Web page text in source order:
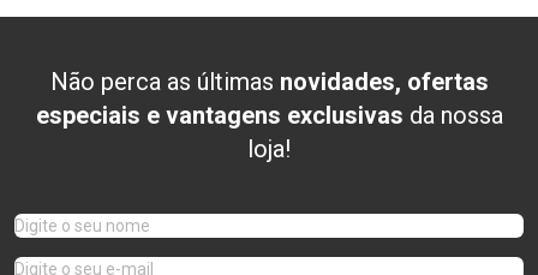
Não perca as últimas novidades, ofertas
especiais e vantagens exclusivas da nossa
loja!